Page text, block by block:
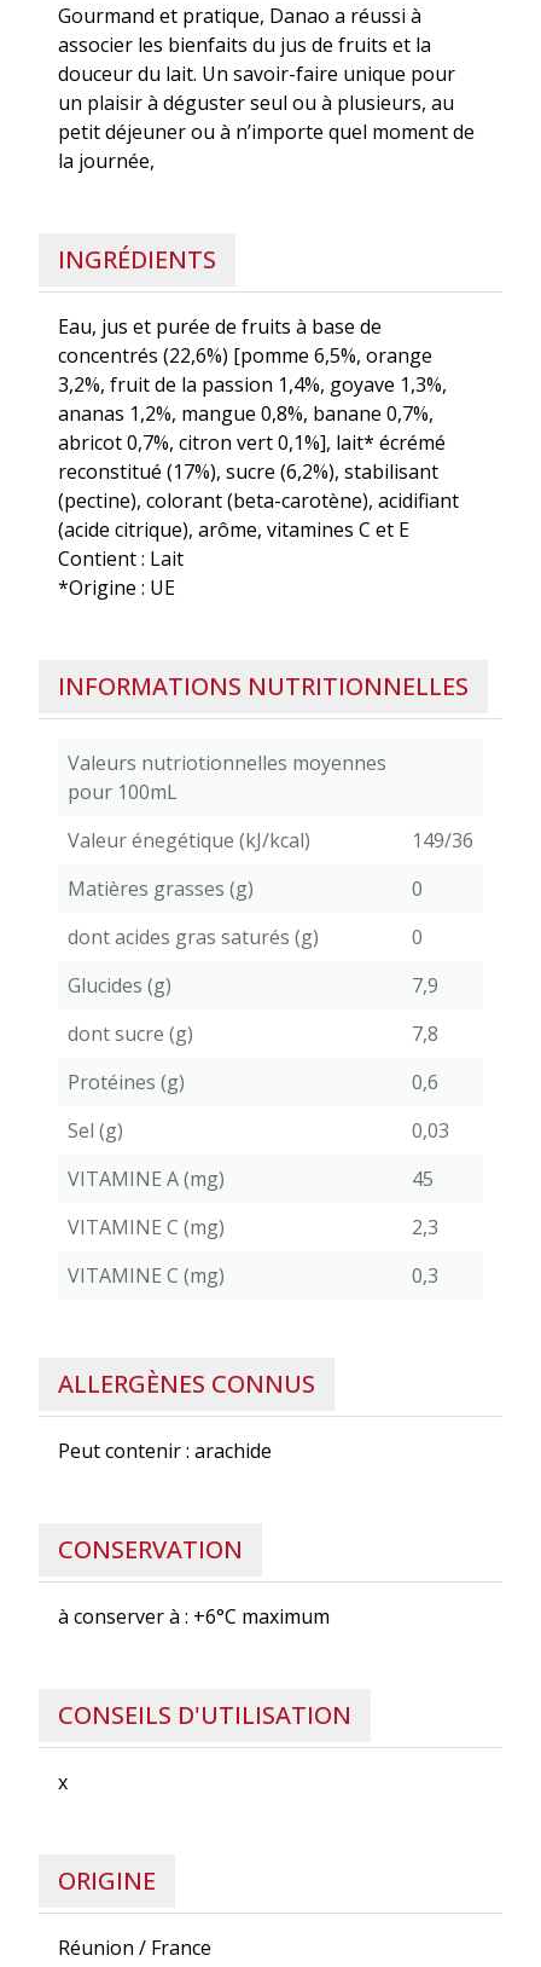
Gourmand et pratique, Danao a réussi à
associer les bienfaits du jus de fruits et la
douceur du lait. Un savoir-faire unique pour
un plaisir à déguster seul ou à plusieurs, au
petit déjeuner ou à n’importe quel moment de
la journée,
INGRÉDIENTS
Eau, jus et purée de fruits à base de
concentrés (22,6%) [pomme 6,5%, orange
3,2%, fruit de la passion 1,4%, goyave 1,3%,
ananas 1,2%, mangue 0,8%, banane 0,7%,
abricot 0,7%, citron vert 0,1%], lait* écrémé
reconstitué (17%), sucre (6,2%), stabilisant
(pectine), colorant (beta-carotène), acidifiant
(acide citrique), arôme, vitamines C et E
Contient : Lait
*Origine : UE
INFORMATIONS NUTRITIONNELLES
Valeurs nutriotionnelles moyennes
pour 100mL
Valeur énegétique (kJ/kcal)
149/36
Matières grasses (g)
0
dont acides gras saturés (g)
0
Glucides (g)
7,9
dont sucre (g)
7,8
Protéines (g)
0,6
Sel (g)
0,03
VITAMINE A (mg)
45
VITAMINE C (mg)
2,3
VITAMINE C (mg)
0,3
ALLERGÈNES CONNUS
Peut contenir : arachide
CONSERVATION
à conserver à : +6°C maximum
CONSEILS D'UTILISATION
x
ORIGINE
Réunion / France